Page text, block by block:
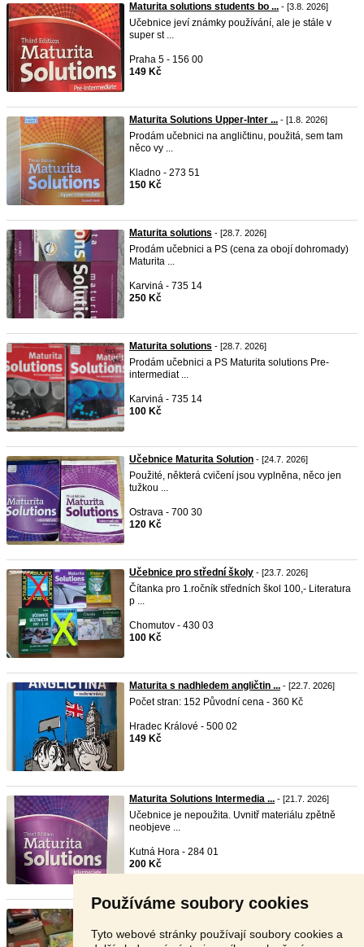
Používáme soubory cookies
Tyto webové stránky používají soubory cookies a
Maturita solutions students bo ... - [3.8. 2026]
Učebnice jeví známky používání, ale je stále v
super st ...
Praha 5 - 156 00
149 Kč
Maturita Solutions Upper-Inter ... - [1.8. 2026]
Prodám učebnici na angličtinu, použitá, sem tam
něco vy ...
Kladno - 273 51
150 Kč
Maturita solutions - [28.7. 2026]
Prodám učebnici a PS (cena za obojí dohromady)
Maturita ...
Karviná - 735 14
250 Kč
Maturita solutions - [28.7. 2026]
Prodám učebnici a PS Maturita solutions Pre-
intermediat ...
Karviná - 735 14
100 Kč
Učebnice Maturita Solution - [24.7. 2026]
Použité, některá cvičení jsou vyplněna, něco jen
tužkou ...
Ostrava - 700 30
120 Kč
Učebnice pro střední školy - [23.7. 2026]
Čítanka pro 1.ročník středních škol 100,- Literatura
p ...
Chomutov - 430 03
100 Kč
Maturita s nadhledem angličtin ... - [22.7. 2026]
Počet stran: 152 Původní cena - 360 Kč
Hradec Králové - 500 02
149 Kč
Maturita Solutions Intermedia ... - [21.7. 2026]
Učebnice je nepoužita. Uvnitř materiálu zpětně
neobjeve ...
Kutná Hora - 284 01
200 Kč
Učebnice AJ Headway, Maturita ...- [20.7. 2026]
Prodám větší množství převážně nových učebnic
AJ (samoz ...